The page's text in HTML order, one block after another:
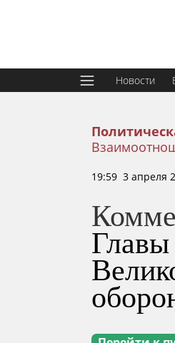
Новости
19:59 3 апреля